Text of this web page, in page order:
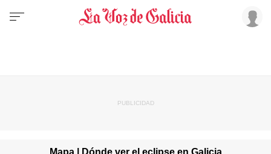
Mapa | Dónde ver el eclipse en Galicia